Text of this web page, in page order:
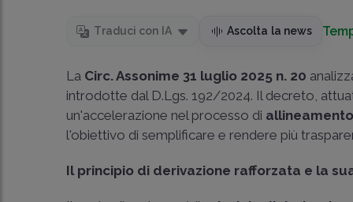
Traduci con IA Ascolta la news
La Circ. Assonime 31 luglio 2025 n. 20
introdotte dal D.Lgs. 192/2024. Il decreto,
un'accelerazione nel processo di
l'obiettivo di semplificare e rendere più
Il principio di derivazione rafforzata e la